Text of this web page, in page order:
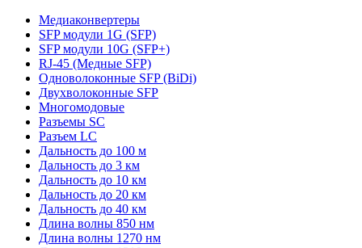
Медиаконвертеры
SFP модули 1G (SFP)
SFP модули 10G (SFP+)
RJ-45 (Медные SFP)
Одноволоконные SFP (BiDi)
Двухволоконные SFP
Многомодовые
Разъемы SC
Разъем LC
Дальность до 100 м
Дальность до 3 км
Дальность до 10 км
Дальность до 20 км
Дальность до 40 км
Длина волны 850 нм
Длина волны 1270 нм